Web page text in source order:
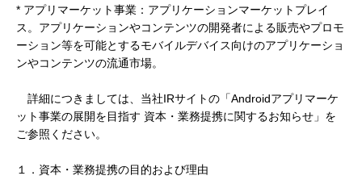
* アプリマーケット事業：アプリケーションマーケットプレイ
ス。アプリケーションやコンテンツの開発者による販売やプロモ
ーション等を可能とするモバイルデバイス向けのアプリケーショ
ンやコンテンツの流通市場。
詳細につきましては、当社IRサイトの「Androidアプリマーケ
ット事業の展開を目指す 資本・業務提携に関するお知らせ」を
ご参照ください。
１．資本・業務提携の目的および理由